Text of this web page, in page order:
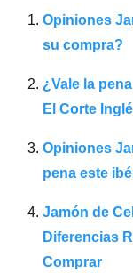
Opiniones
su compra?
¿Vale la
El Corte
Opiniones
pena este
Jamón de
Diferencias
Comprar